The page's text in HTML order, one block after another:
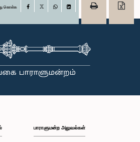
கொள்க Facebook
பாராளுமன்ற அலுவல்கள்